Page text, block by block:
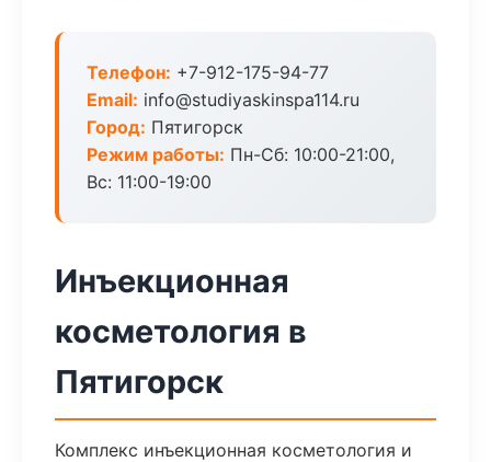
Телефон: +7-912-175-94-77
Email: info@studiyaskinspa114.ru
Город: Пятигорск
Режим работы: Пн-Сб: 10:00-21:00,
Вс: 11:00-19:00
Инъекционная
косметология в
Пятигорск
Комплекс инъекционная косметология и